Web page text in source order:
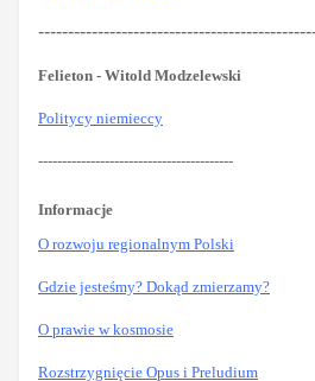
Felieton - Witold Modzelewski
Politycy niemieccy
-----------------------------------------
Informacje
O rozwoju regionalnym Polski
Gdzie jesteśmy? Dokąd zmierzamy?
O prawie w kosmosie
Rozstrzygnięcie Opus i Preludium